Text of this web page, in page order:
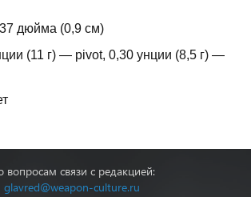
дюйма (0,9 см)
(11 г) — pivot, 0,30 унции (8,5 г) —
вопросам связи с редакцией:
glavred@weapon-culture.ru